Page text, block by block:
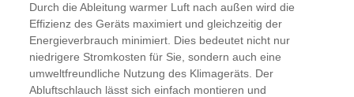
Durch die Ableitung warmer Luft nach außen wird die
Effizienz des Geräts maximiert und gleichzeitig der
Energieverbrauch minimiert. Dies bedeutet nicht nur
niedrigere Stromkosten für Sie, sondern auch eine
umweltfreundliche Nutzung des Klimageräts. Der
Abluftschlauch lässt sich einfach montieren und